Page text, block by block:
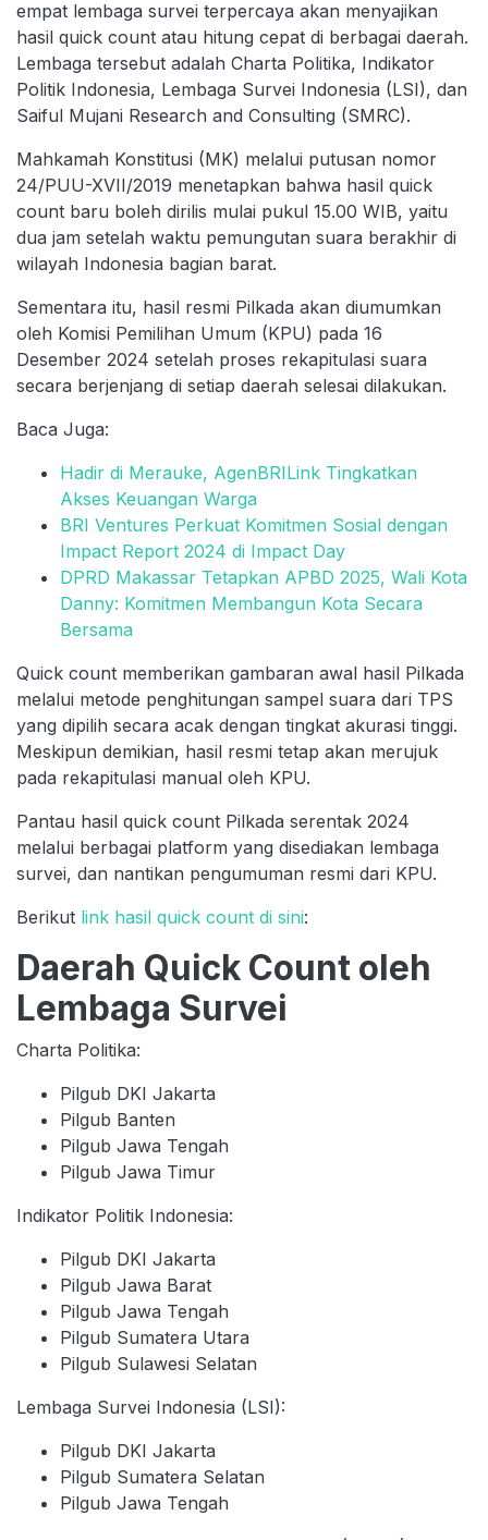
empat lembaga survei terpercaya akan menyajikan
hasil quick count atau hitung cepat di berbagai daerah.
Lembaga tersebut adalah Charta Politika, Indikator
Politik Indonesia, Lembaga Survei Indonesia (LSI), dan
Saiful Mujani Research and Consulting (SMRC).
Mahkamah Konstitusi (MK) melalui putusan nomor
24/PUU-XVII/2019 menetapkan bahwa hasil quick
count baru boleh dirilis mulai pukul 15.00 WIB, yaitu
dua jam setelah waktu pemungutan suara berakhir di
wilayah Indonesia bagian barat.
Sementara itu, hasil resmi Pilkada akan diumumkan
oleh Komisi Pemilihan Umum (KPU) pada 16
Desember 2024 setelah proses rekapitulasi suara
secara berjenjang di setiap daerah selesai dilakukan.
Baca Juga:
Hadir di Merauke, AgenBRILink Tingkatkan
Akses Keuangan Warga
BRI Ventures Perkuat Komitmen Sosial dengan
Impact Report 2024 di Impact Day
DPRD Makassar Tetapkan APBD 2025, Wali Kota
Danny: Komitmen Membangun Kota Secara
Bersama
Quick count memberikan gambaran awal hasil Pilkada
melalui metode penghitungan sampel suara dari TPS
yang dipilih secara acak dengan tingkat akurasi tinggi.
Meskipun demikian, hasil resmi tetap akan merujuk
pada rekapitulasi manual oleh KPU.
Pantau hasil quick count Pilkada serentak 2024
melalui berbagai platform yang disediakan lembaga
survei, dan nantikan pengumuman resmi dari KPU.
Berikut link hasil quick count di sini:
Daerah Quick Count oleh
Lembaga Survei
Charta Politika:
Pilgub DKI Jakarta
Pilgub Banten
Pilgub Jawa Tengah
Pilgub Jawa Timur
Indikator Politik Indonesia:
Pilgub DKI Jakarta
Pilgub Jawa Barat
Pilgub Jawa Tengah
Pilgub Sumatera Utara
Pilgub Sulawesi Selatan
Lembaga Survei Indonesia (LSI):
Pilgub DKI Jakarta
Pilgub Sumatera Selatan
Pilgub Jawa Tengah